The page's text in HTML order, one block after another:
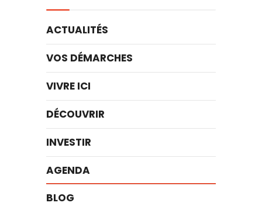
ACTUALITÉS
VOS DÉMARCHES
VIVRE ICI
DÉCOUVRIR
INVESTIR
AGENDA
BLOG